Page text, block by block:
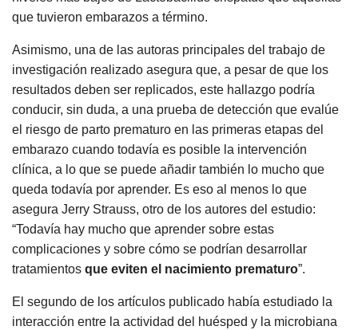
que tuvieron embarazos a término.
Asimismo, una de las autoras principales del trabajo de
investigación realizado asegura que, a pesar de que los
resultados deben ser replicados, este hallazgo podría
conducir, sin duda, a una prueba de detección que evalúe
el riesgo de parto prematuro en las primeras etapas del
embarazo cuando todavía es posible la intervención
clínica, a lo que se puede añadir también lo mucho que
queda todavía por aprender. Es eso al menos lo que
asegura Jerry Strauss, otro de los autores del estudio:
“Todavía hay mucho que aprender sobre estas
complicaciones y sobre cómo se podrían desarrollar
tratamientos que eviten el nacimiento prematuro”.
El segundo de los artículos publicado había estudiado la
interacción entre la actividad del huésped y la microbiana